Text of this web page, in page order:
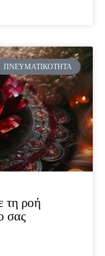
ΠΝΕΥΜΑΤΙΚΌΤΗΤΑ
τη ροή
σας